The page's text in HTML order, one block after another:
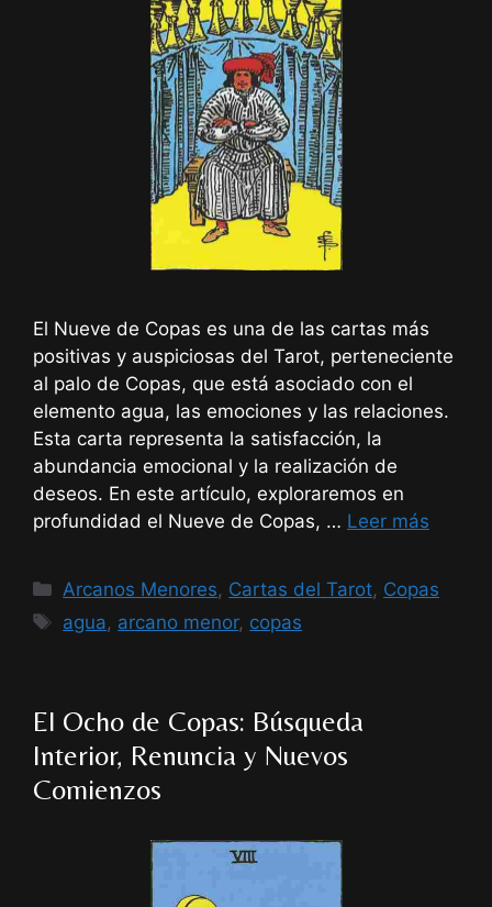
El Nueve de Copas es una de las cartas más
positivas y auspiciosas del Tarot, perteneciente
al palo de Copas, que está asociado con el
elemento agua, las emociones y las relaciones.
Esta carta representa la satisfacción, la
abundancia emocional y la realización de
deseos. En este artículo, exploraremos en
profundidad el Nueve de Copas, … Leer más
Categorías
Arcanos Menores, Cartas del Tarot, Copas
Etiquetas
agua, arcano menor, copas
El Ocho de Copas: Búsqueda
Interior, Renuncia y Nuevos
Comienzos